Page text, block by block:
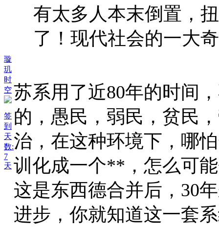
璇
玑
时
空
签
到
天
数:
7
天
有太多人本末倒置，
了！现代社会的一大
苏系用了近80年的时间
的，愚民，弱民，贫民
治，在这种环境下，哪
训化成一个**，怎么可
这是东西德合并后，30
进步，你就知道这一套